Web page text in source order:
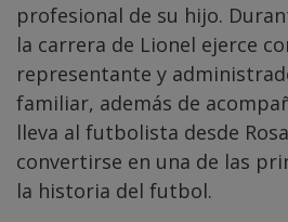
profesional de su hijo.
la carrera de Lionel ejerce
representante y
familiar, además de
lleva al futbolista desde
convertirse en una de las
la historia del futbol.